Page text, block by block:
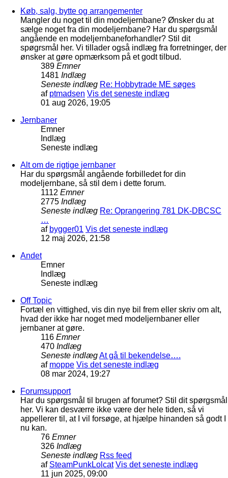
Køb, salg, bytte og arrangementer
Mangler du noget til din modeljernbane? Ønsker du at
sælge noget fra din modeljernbane? Har du spørgsmål
angående en modeljernbaneforhandler? Stil dit
spøgrsmål her. Vi tillader også indlæg fra forretninger, der
ønsker at gøre opmærksom på et godt tilbud.
389 Emner
1481 Indlæg
Seneste indlæg Re: Hobbytrade ME søges
af ptmadsen Vis det seneste indlæg
01 aug 2026, 19:05
Jernbaner
Emner
Indlæg
Seneste indlæg
Alt om de rigtige jernbaner
Har du spørgsmål angående forbilledet for din
modeljernbane, så stil dem i dette forum.
1112 Emner
2775 Indlæg
Seneste indlæg Re: Oprangering 781 DK-DBCSC
…
af bygger01 Vis det seneste indlæg
12 maj 2026, 21:58
Andet
Emner
Indlæg
Seneste indlæg
Off Topic
Fortæl en vittighed, vis din nye bil frem eller skriv om alt,
hvad der ikke har noget med modeljernbaner eller
jernbaner at gøre.
116 Emner
470 Indlæg
Seneste indlægAt gå til bekendelse….
af moppe Vis det seneste indlæg
08 mar 2024, 19:27
Forumsupport
Har du spørgsmål til brugen af forumet? Stil dit spørgsmål
her. Vi kan desværre ikke være der hele tiden, så vi
appellerer til, at I vil forsøge, at hjælpe hinanden så godt I
nu kan.
76 Emner
326 Indlæg
Seneste indlæg Rss feed
af SteamPunkLolcat Vis det seneste indlæg
11 jun 2025, 09:00